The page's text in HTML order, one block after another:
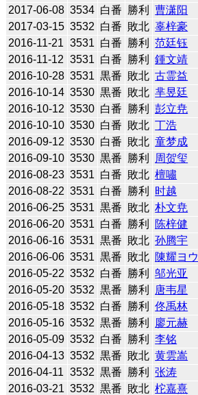
2017-06-08 3534 白番 勝利 曹潇阳
2017-03-15 3532 白番 敗北 辜梓豪
2016-11-21 3531 白番 勝利 范廷钰
2016-11-12 3531 白番 勝利 鍾文靖
2016-10-28 3531 黒番 敗北 古霊益
2016-10-14 3530 黒番 敗北 芈昱廷
2016-10-12 3530 白番 勝利 彭立尭
2016-10-10 3530 白番 敗北 丁浩
2016-09-12 3530 白番 敗北 童梦成
2016-09-10 3530 黒番 勝利 周贺玺
2016-08-23 3531 白番 敗北 檀嘯
2016-08-22 3531 白番 勝利 时越
2016-06-25 3531 黒番 敗北 朴文尭
2016-06-20 3531 白番 勝利 陈梓健
2016-06-16 3531 黒番 敗北 孙腾宇
2016-06-06 3531 黒番 敗北 陳耀ヨウ
2016-05-22 3532 白番 勝利 邬光亚
2016-05-20 3532 黒番 勝利 唐韦星
2016-05-18 3532 白番 勝利 佟禹林
2016-05-16 3532 黒番 勝利 廖元赫
2016-05-09 3532 白番 勝利 李铭
2016-04-13 3532 黒番 敗北 黄雲嵩
2016-04-11 3532 黒番 勝利 张涛
2016-03-21 3532 黒番 敗北 柁嘉熹